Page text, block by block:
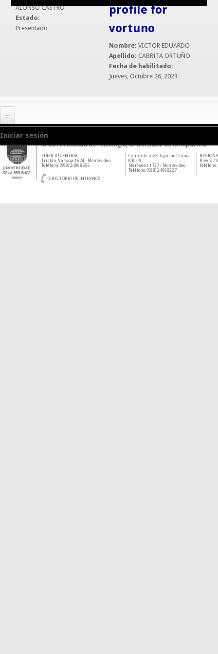
Guías prácticas o proyectos
Guías UCO
Información sobre SPAM y Phising
ALONSO CASTRO
Estado:
Presentado
profile for
vortuno
Nombre: VICTOR EDUARDO
Apellido: CABRITA ORTUÑO
Fecha de habilitado:
Jueves, Octubre 26, 2023
Iniciar sesión
© 2010 Facultad de Psicología, Universidad de la República
Rivera
Teléfono:
Centro de Investigación Clínica
(CIC-P)
Mercedes 1737 - Montevideo
Teléfono: (598) 24092227
EDIFICIO CENTRAL
Tristán Narvaja 1674 - Montevideo
Teléfono: (598) 24008555
DIRECTORIO DE INTERNOS